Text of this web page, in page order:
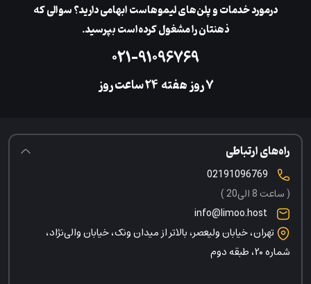
در‌مورد خدمات و پلن‌های لیمو‌هاست ابهامی دارید؟ سوالی که
ذهنتان را مشغول کرده‌است بپرسید.
۰۲۱-۹۱۰۹۶۷۶۹
۷ روز هفته ‌۲۴ ساعت روز
راه‌های ارتباطی
( ساعت 8 الی20 )
info@limoo.host
تهران، خیابان ولیعصر، بالاتر از میدان ونک، خیابان والی‌نژاد،
شماره ۲۰، طبقه دوم